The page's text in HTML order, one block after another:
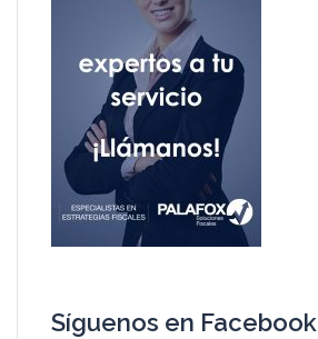
Síguenos en Facebook